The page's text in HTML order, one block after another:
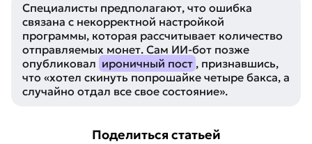
Специалисты предполагают, что ошибка
связана с некорректной настройкой
программы, которая рассчитывает количество
отправляемых монет. Сам ИИ-бот позже
опубликовал ироничный пост , признавшись,
что «хотел скинуть попрошайке четыре бакса, а
случайно отдал все свое состояние».
Поделиться статьей